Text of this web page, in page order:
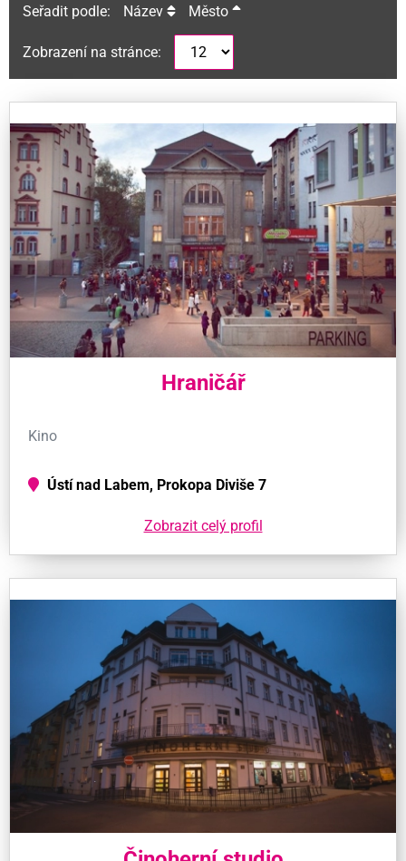
Seřadit podle: Název Město
Zobrazení na stránce:
Hraničář
Kino
Ústí nad Labem, Prokopa Diviše 7
Zobrazit celý profil